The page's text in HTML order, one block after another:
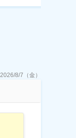
2026/8/7（金）